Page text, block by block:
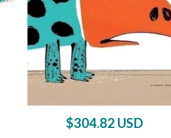
$304.82 USD